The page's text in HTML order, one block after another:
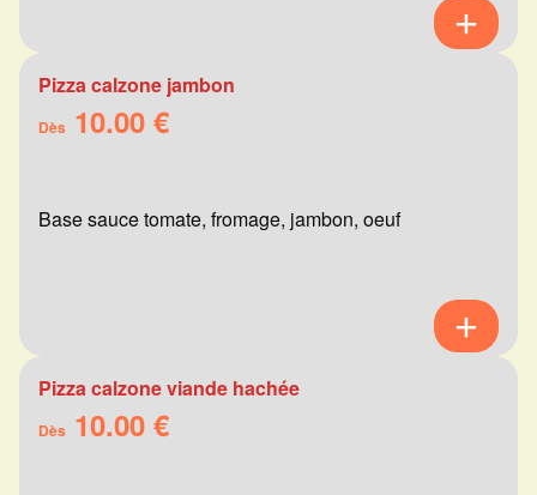
Pizza calzone jambon
Dès 10.00 €
Base sauce tomate, fromage, jambon, oeuf
Pizza calzone viande hachée
Dès 10.00 €